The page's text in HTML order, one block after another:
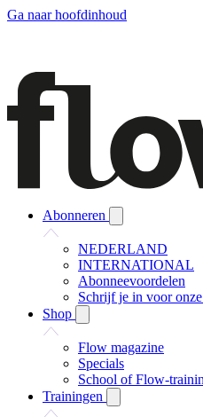
Ga naar hoofdinhoud
Abonneren
NEDERLAND
INTERNATIONAL
Abonneevoordelen
Schrijf je in voor
Shop
Flow magazine
Specials
School of Flow-
Trainingen